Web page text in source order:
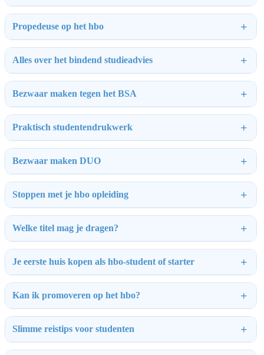
Propedeuse op het hbo
Alles over het bindend studieadvies
Bezwaar maken tegen het BSA
Praktisch studentendrukwerk
Bezwaar maken DUO
Stoppen met je hbo opleiding
Welke titel mag je dragen?
Je eerste huis kopen als hbo-student of starter
Kan ik promoveren op het hbo?
Slimme reistips voor studenten